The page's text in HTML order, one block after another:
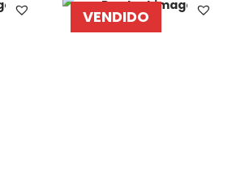
VENDIDO